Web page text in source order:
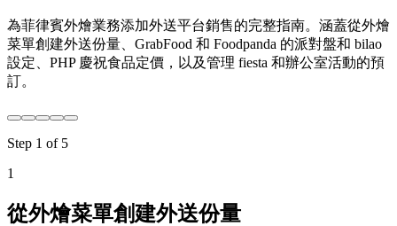
為菲律賓外燴業務添加外送平台銷售的完整指南。涵蓋從外燴
菜單創建外送份量、GrabFood 和 Foodpanda 的派對盤和 bilao
設定、PHP 慶祝食品定價，以及管理 fiesta 和辦公室活動的預
訂。
Step 1 of 5
1
從外燴菜單創建外送份量